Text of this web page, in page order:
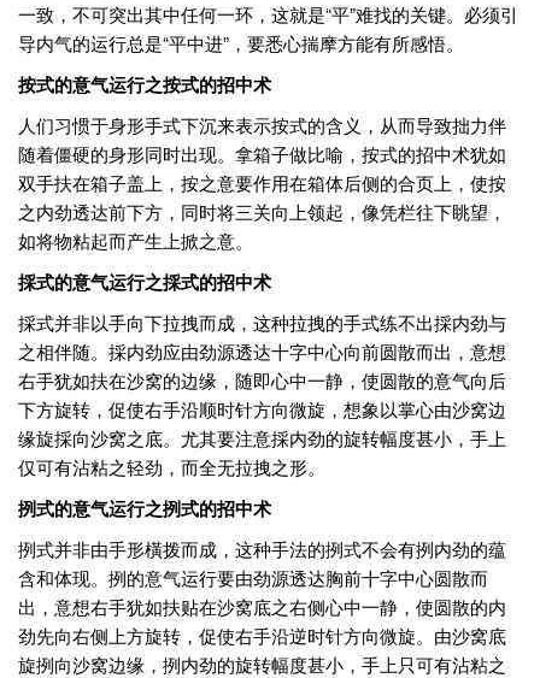
一致，不可突出其中任何一环，这就是“平”难找的关键。必须引
导内气的运行总是“平中进”，要悉心揣摩方能有所感悟。
按式的意气运行之按式的招中术
人们习惯于身形手式下沉来表示按式的含义，从而导致拙力伴
随着僵硬的身形同时出现。拿箱子做比喻，按式的招中术犹如
双手扶在箱子盖上，按之意要作用在箱体后侧的合页上，使按
之内劲透达前下方，同时将三关向上领起，像凭栏往下眺望，
如将物粘起而产生上掀之意。
採式的意气运行之採式的招中术
採式并非以手向下拉拽而成，这种拉拽的手式练不出採内劲与
之相伴随。採内劲应由劲源透达十字中心向前圆散而出，意想
右手犹如扶在沙窝的边缘，随即心中一静，使圆散的意气向后
下方旋转，促使右手沿顺时针方向微旋，想象以掌心由沙窝边
缘旋採向沙窝之底。尤其要注意採内劲的旋转幅度甚小，手上
仅可有沾粘之轻劲，而全无拉拽之形。
挒式的意气运行之挒式的招中术
挒式并非由手形橫拨而成，这种手法的挒式不会有挒内劲的蕴
含和体现。挒的意气运行要由劲源透达胸前十字中心圆散而
出，意想右手犹如扶贴在沙窝底之右侧心中一静，使圆散的内
劲先向右侧上方旋转，促使右手沿逆时针方向微旋。由沙窝底
旋挒向沙窝边缘，挒内劲的旋转幅度甚小，手上只可有沾粘之